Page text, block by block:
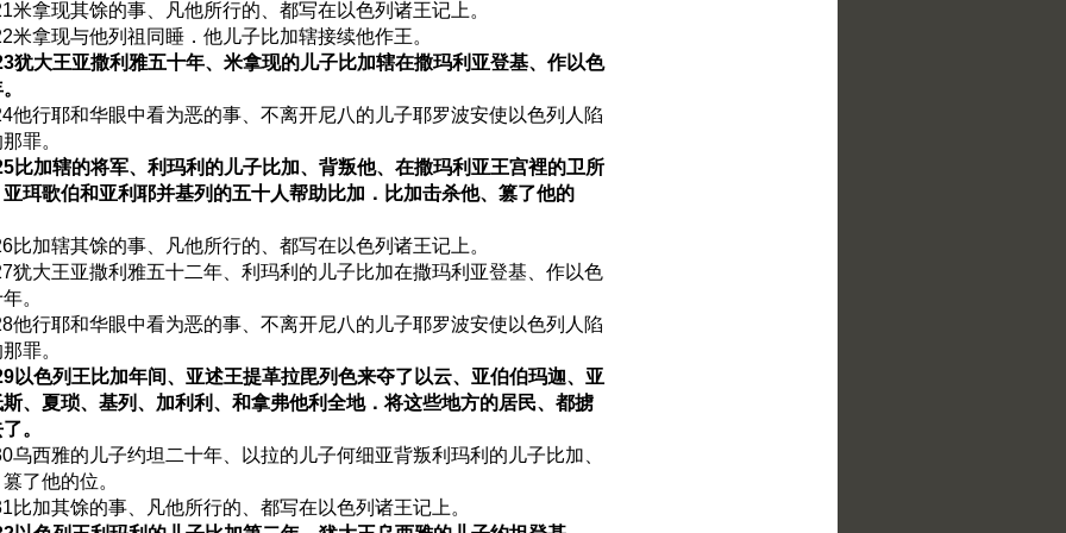
米拿现其馀的事、凡他所行的、都写在以色列诸王记上。
米拿现与他列祖同睡．他儿子比加辖接续他作王。
犹大王亚撒利雅五十年、米拿现的儿子比加辖在撒玛利亚登基、作以色
他行耶和华眼中看为恶的事、不离开尼八的儿子耶罗波安使以色列人陷
罪。
比加辖的将军、利玛利的儿子比加、背叛他、在撒玛利亚王宫裡的卫所
珥歌伯和亚利耶并基列的五十人帮助比加．比加击杀他、篡了他的
比加辖其馀的事、凡他所行的、都写在以色列诸王记上。
犹大王亚撒利雅五十二年、利玛利的儿子比加在撒玛利亚登基、作以色
。
他行耶和华眼中看为恶的事、不离开尼八的儿子耶罗波安使以色列人陷
罪。
以色列王比加年间、亚述王提革拉毘列色来夺了以云、亚伯伯玛迦、亚
、夏琐、基列、加利利、和拿弗他利全地．将这些地方的居民、都掳
。
乌西雅的儿子约坦二十年、以拉的儿子何细亚背叛利玛利的儿子比加、
了他的位。
比加其馀的事、凡他所行的、都写在以色列诸王记上。